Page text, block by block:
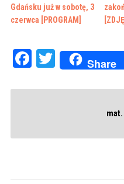
Gdańsku już w sobotę, 3
czerwca [PROGRAM]
Facebook
Twitter
Share